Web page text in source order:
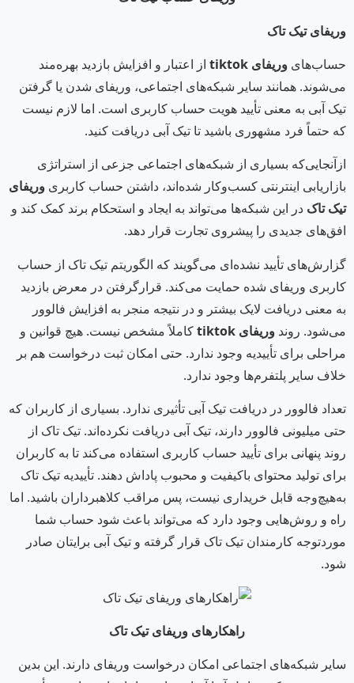
وریفای تیک تاک
حساب‌های وریفای tiktok از اعتبار و افزایش بازدید بهره‌مند
می‌شوند. همانند سایر شبکه‌های اجتماعی، وریفای شدن یا گرفتن
تیک آبی به معنی تأیید هویت حساب کاربری است. اما لازم نیست
که حتماً فرد مشهوری باشید تا تیک آبی دریافت کنید.
ازآنجایی‌که بسیاری از شبکه‌های اجتماعی جزعی از استراتژی
بازاریابی اینترنتی کسب‌وکار شده‌اند، داشتن حساب کاربری وریفای
تیک تاک در این شبکه‌ها می‌تواند به ایجاد و استحکام برند کمک کند و
افق‌های جدیدی را پیشروی تجارت قرار دهد.
گزارش‌های تأیید نشده‌ای می‌گویند که الگوریتم تیک تاک از حساب
کاربری وریفای شده حمایت می‌کند. قرارگرفتن در معرض بازدید
به معنی دریافت لایک بیشتر و در نتیجه منجر به افزایش فالوور
می‌شود. روند وریفای tiktokکاملاً مشخص نیست. هیچ قوانین و
مراحلی برای تأییدیه وجود ندارد. حتی امکان ثبت درخواست هم بر
خلاف سایر پلتفرم‌ها وجود ندارد.
تعداد فالوور در دریافت تیک آبی تأثیری ندارد. بسیاری از کاربران که
حتی میلیونی فالوور دارند، تیک آبی دریافت نکرده‌اند. تیک تاک از
روند پنهانی برای تأیید حساب کاربری استفاده می‌کند تا به کاربران
برای تولید محتوای باکیفیت و محبوب پاداش دهند. تأییدیه تیک تاک
به‌هیچ‌وجه قابل خریداری نیست، پس مراقب کلاهبرداران باشید. اما
راه و روش‌هایی وجود دارد که می‌تواند باعث شود حساب شما
موردتوجه کارمندان تیک تاک قرار گرفته و تیک آبی برایتان صادر
شود.
راهکارهای وریفای تیک تاک
سایر شبکه‌های اجتماعی امکان درخواست وریفای دارند. این بدین